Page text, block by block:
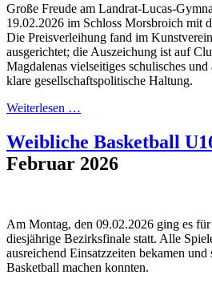
Große Freude am Landrat-Lucas-
19.02.2026 im Schloss Morsbroich mit
Die Preisverleihung fand im
ausgerichtet; die Auszeichung ist auf
Magdalenas vielseitiges schulisches
klare gesellschaftspolitische Haltung.
Weiterlesen …
Weibliche Basketball
Februar 2026
Am Montag, den 09.02.2026 ging es
diesjährige Bezirksfinale statt. Alle
ausreichend Einsatzzeiten bekamen
Basketball machen konnten.